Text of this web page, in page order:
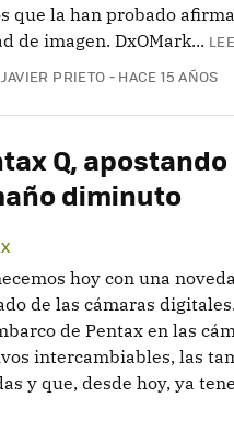
que la han probado
de imagen. DxOMark...
JAVIER PRIETO HACE 15 AÑOS
Q,
diminuto
hoy con una
de las cámaras
de Pentax en las
intercambiables, las
y que, desde hoy, ya